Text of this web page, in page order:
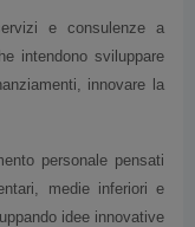
e consulenze a
intendono sviluppare
innovare la
personale pensati
medie inferiori e
idee innovative